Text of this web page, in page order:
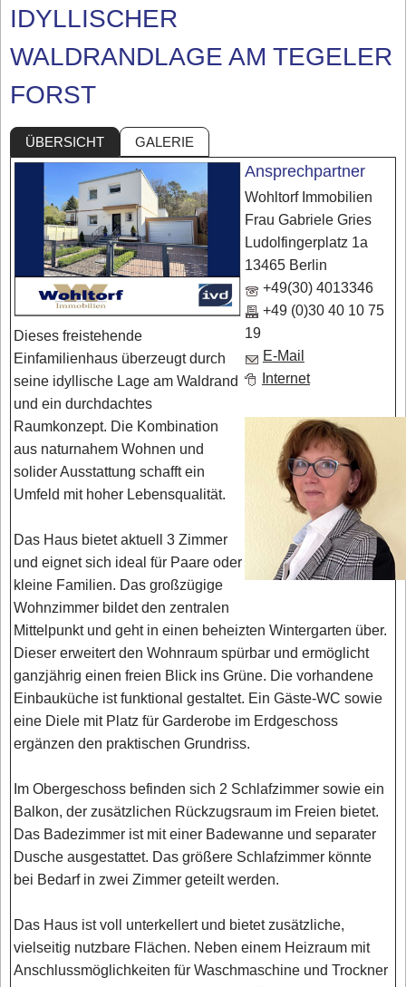
IDYLLISCHER
WALDRANDLAGE AM TEGELER
FORST
ÜBERSICHT
GALERIE
Ansprechpartner
Wohltorf Immobilien
Frau Gabriele Gries
Ludolfingerplatz 1a
13465 Berlin
+49(30) 4013346
+49 (0)30 40 10 75
19
E-Mail
Internet
Dieses freistehende
Einfamilienhaus überzeugt durch
seine idyllische Lage am Waldrand
und ein durchdachtes
Raumkonzept. Die Kombination
aus naturnahem Wohnen und
solider Ausstattung schafft ein
Umfeld mit hoher Lebensqualität.
Das Haus bietet aktuell 3 Zimmer
und eignet sich ideal für Paare oder
kleine Familien. Das großzügige
Wohnzimmer bildet den zentralen
Mittelpunkt und geht in einen beheizten Wintergarten über.
Dieser erweitert den Wohnraum spürbar und ermöglicht
ganzjährig einen freien Blick ins Grüne. Die vorhandene
Einbauküche ist funktional gestaltet. Ein Gäste-WC sowie
eine Diele mit Platz für Garderobe im Erdgeschoss
ergänzen den praktischen Grundriss.
Im Obergeschoss befinden sich 2 Schlafzimmer sowie ein
Balkon, der zusätzlichen Rückzugsraum im Freien bietet.
Das Badezimmer ist mit einer Badewanne und separater
Dusche ausgestattet. Das größere Schlafzimmer könnte
bei Bedarf in zwei Zimmer geteilt werden.
Das Haus ist voll unterkellert und bietet zusätzliche,
vielseitig nutzbare Flächen. Neben einem Heizraum mit
Anschlussmöglichkeiten für Waschmaschine und Trockner